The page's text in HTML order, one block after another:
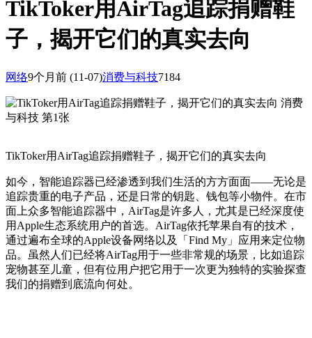
TikToker用AirTag追踪捐赠鞋
子，揭开它们的真实去向
网络9个月前 (11-07)消费与科技7184
TikToker用AirTag追踪捐赠鞋子，揭开它们的真实去向
如今，智能追踪器已经渗透到我们生活的方方面面——无论是
追踪贵重的电子产品，还是日常的钥匙、钱包等小物件。在市
面上众多智能追踪器中，AirTag是许多人，尤其是已经深度使
用Apple生态系统用户的首选。AirTag依托苹果自有的技术，
通过遍布全球的Apple设备网络以及「Find My」应用来定位物
品。虽然人们已经将AirTag用于一些非常规的场景，比如追踪
宠物甚至儿童，但有位用户把它用于一次更为独特的实验探查
我们的捐赠到底流向何处。